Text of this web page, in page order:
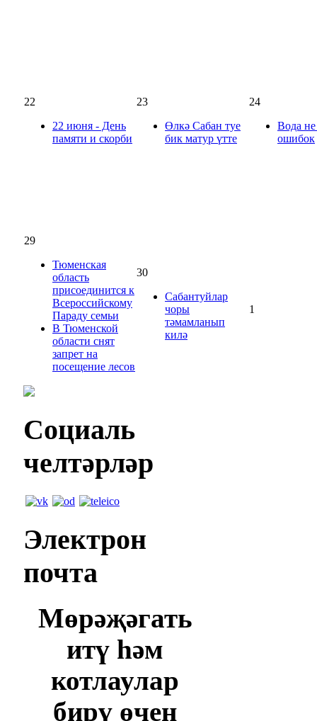
22
22 июня - День
памяти и скорби
23
Өлкә Сабан туе
бик матур үтте
24
Вода
ошибок
29
Тюменская
область
присоединится к
Всероссийскому
Параду семьи
В Тюменской
области снят
запрет на
посещение лесов
30
Сабантуйлар
чоры
тәмамланып
килә
1
Социаль
челтәрләр
Электрон
почта
Мөрәҗәгать
итү һәм
котлаулар
бирү өчен